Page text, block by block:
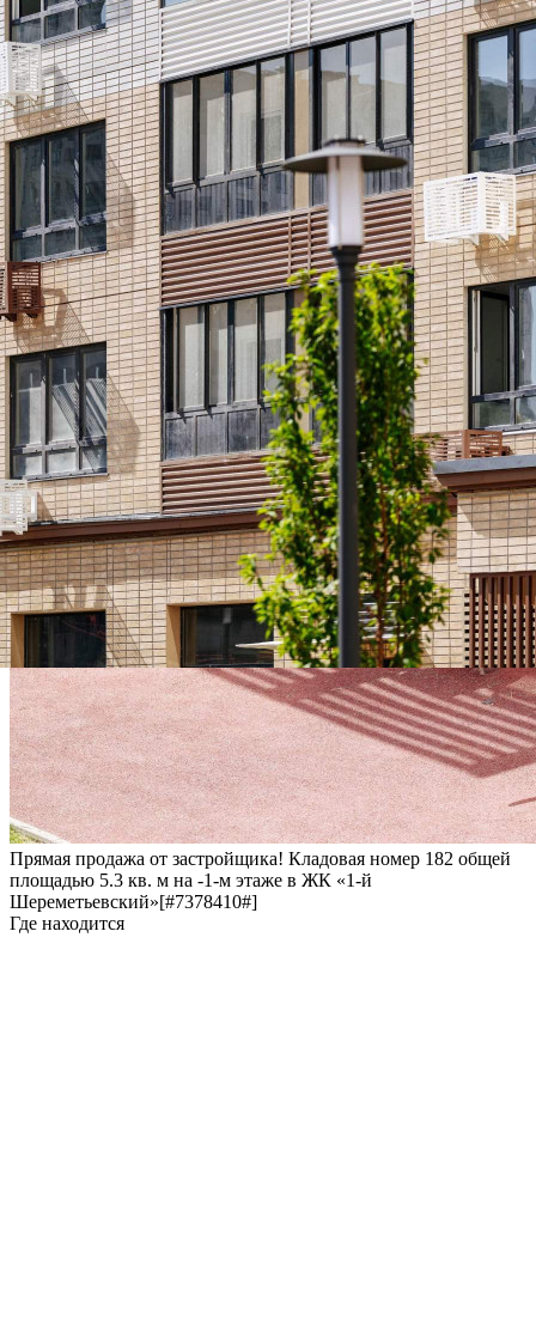
Прямая продажа от застройщика! Кладовая номер 182 общей
площадью 5.3 кв. м на -1-м этаже в ЖК «1-й
Шереметьевский»[#7378410#]
Где находится